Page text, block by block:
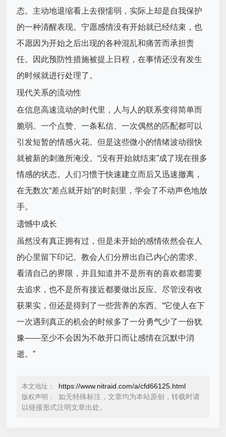
态。主动地退缩看上去很懦弱，实际上却是自我保护
的一种清醒表现。宁愿感情没有开始就已经结束，也
不愿因为开始之后出现的各种混乱和痛苦而承担责
任。因此预防性措施被提上日程，在事情还没有发生
的时候就进行处理了。
现代关系的流动性
在信息高速流动的时代里，人与人的联系变得简单而
脆弱。一个点赞、一条私信、一次偶然的匹配都可以
引发短暂的情感火花。但是这些微小的情绪波动很快
就被新的刺激所淹没。“没有开始就结束”成了现在很多
情感的状态。人们习惯于快速建立而后又迅速撤离，
在无数次“差点就开始”的时刻里，学会了不动声色地放
手。
遗憾中成长
虽然没有真正拥有过，但是未开始的感情依然会在人
的心里留下印记。教会人们分辨出自己内心的需求、
看清自己的界限，并且知道并不是所有的喜欢都需要
去追求，也不是所有接近都要做出反应。尽管没有收
获果实，但还是得到了一些营养的东西。“它使人在下
一次遇到真正的机会的时候多了一分勇气少了一份犹
豫——至少不会因为不敢开口而让感情在沉默中消
逝。”
本文地址： https://www.nitraid.com/a/cfd66125.html
版权声明：
如无特殊标注，文章均为本站原创，转载时请
以链接形式注明文章出处。